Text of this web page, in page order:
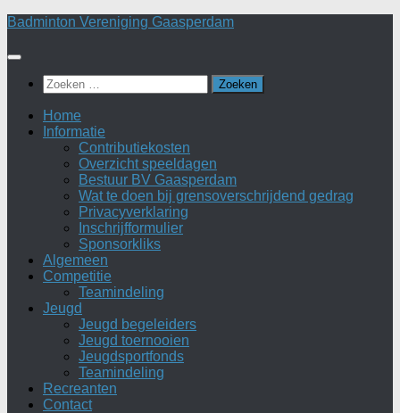
Doorgaan
inhoud
Badminton Vereniging Gaasperdam
Zoeken
naar:
Home
Informatie
Contributiekosten
Overzicht speeldagen
Bestuur BV Gaasperdam
Wat te doen bij grensoverschrijdend gedrag
Privacyverklaring
Inschrijfformulier
Sponsorkliks
Algemeen
Competitie
Teamindeling
Jeugd
Jeugd begeleiders
Jeugd toernooien
Jeugdsportfonds
Teamindeling
Recreanten
Contact